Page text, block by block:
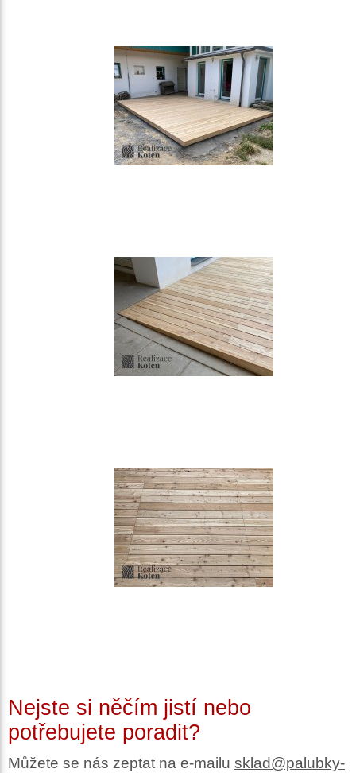
Nejste si něčím jistí nebo
potřebujete poradit?
Můžete se nás zeptat na e-mailu sklad@palubky-